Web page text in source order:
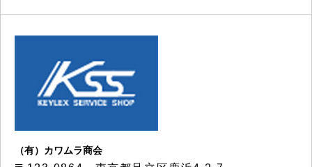
（有）カワムラ商会